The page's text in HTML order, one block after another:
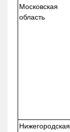
Московская
область
Нижегородская